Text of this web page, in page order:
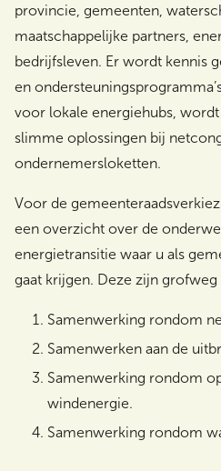
provincie, gemeenten,
maatschappelijke partners,
bedrijfsleven. Er wordt kennis
en
voor lokale energiehubs,
slimme oplossingen bij
ondernemersloketten.
Voor de
een overzicht over de
energietransitie waar u als
gaat krijgen. Deze zijn
Samenwerking rondom
Samenwerken aan de
Samenwerking rondom
windenergie.
Samenwerking rondom